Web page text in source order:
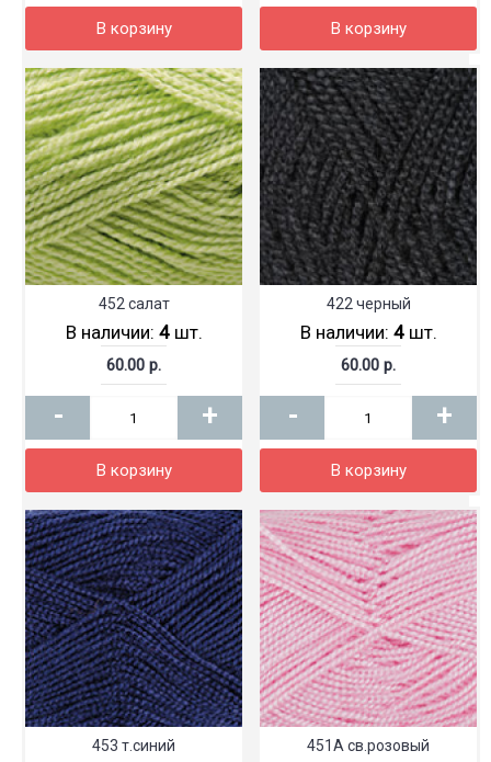
В корзину В корзину
452 салат
В наличии: 4шт.
60.00 р.
- +
В корзину
422 черный
В наличии: 4шт.
60.00 р.
- +
В корзину
453 т.синий 451А св.розовый